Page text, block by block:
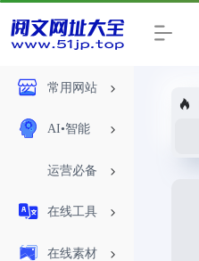
常用网站
AI•智能
运营必备
在线工具
在线素材